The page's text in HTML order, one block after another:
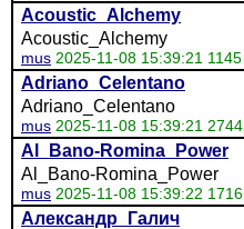
Acoustic_Alchemy
Acoustic_Alchemy
mus 2025-11-08 15:39:21 1145
Adriano_Celentano
Adriano_Celentano
mus 2025-11-08 15:39:21 2744
Al_Bano-Romina_Power
Al_Bano-Romina_Power
mus 2025-11-08 15:39:22 1716
Александр_Галич